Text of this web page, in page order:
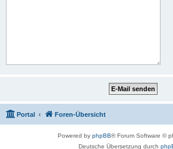
Portal Foren-Übersicht
Powered by phpBB® Forum Software ©
Deutsche Übersetzung durch